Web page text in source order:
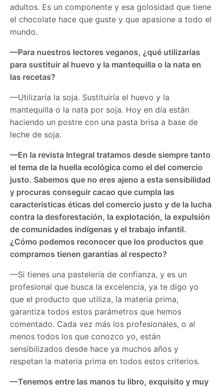
adultos. Es un componente y esa golosidad que tiene
el chocolate hace que guste y que apasione a todo el
mundo.
—Para nuestros lectores veganos, ¿qué utilizarías
para sustituir al huevo y la mantequilla o la nata en
las recetas?
—Utilizaría la soja. Sustituiría el huevo y la
mantequilla o la nata por soja. Hoy en día están
haciendo un postre con una pasta brisa a base de
leche de soja.
—En la revista Integral tratamos desde siempre tanto
el tema de la huella ecológica como el del comercio
justo. Sabemos que no eres ajeno a esta sensibilidad
y procuras conseguir cacao que cumpla las
características éticas del comercio justo y de la lucha
contra la desforestación, la explotación, la expulsión
de comunidades indígenas y el trabajo infantil.
¿Cómo podemos reconocer que los productos que
compramos tienen garantías al respecto?
—Si tienes una pastelería de confianza, y es un
profesional que busca la excelencia, ya te digo yo
que el producto que utiliza, la materia prima,
garantiza todos estos parámetros que hemos
comentado. Cada vez más los profesionales, o al
menos todos los que conozco yo, están
sensibilizados desde hace ya muchos años y
respetan la materia prima en todos estos criterios.
—Tenemos entre las manos tu libro, exquisito y muy